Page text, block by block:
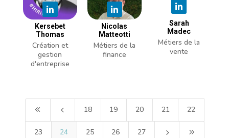
Kersebet
Thomas
Création et
gestion
d'entreprise
Nicolas
Matteotti
Métiers de la
finance
Sarah
Madec
Métiers de la
vente
8 4 18 19 20 21 22
23 24 25 26 27 5 9